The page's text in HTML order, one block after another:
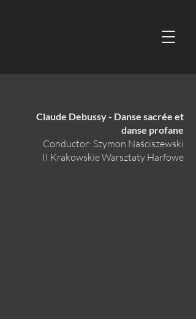
Claude Debussy - Danse sacrée et
danse profane
Conductor: Szymon Naściszewski
II Krakowskie Warsztaty Harfowe